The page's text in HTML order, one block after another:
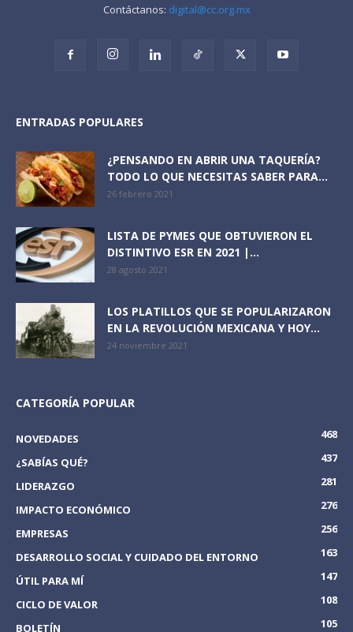
Contáctanos: digital@cc.org.mx
ENTRADAS POPULARES
¿PENSANDO EN ABRIR UNA TAQUERÍA?
TODO LO QUE NECESITAS SABER PARA...
26 febrero 2021
LISTA DE PYMES QUE OBTUVIERON EL
DISTINTIVO ESR EN 2021 |...
28 agosto 2021
LOS PLATILLOS QUE SE POPULARIZARON
EN LA REVOLUCIÓN MEXICANA Y HOY...
24 noviembre 2021
CATEGORÍA POPULAR
NOVEDADES
468
¿SABÍAS QUÉ?
437
LIDERAZGO
281
IMPACTO ECONÓMICO
276
EMPRESAS
256
DESARROLLO SOCIAL Y CUIDADO DEL ENTORNO
163
ÚTIL PARA MÍ
147
CICLO DE VALOR
108
BOLETÍN
105